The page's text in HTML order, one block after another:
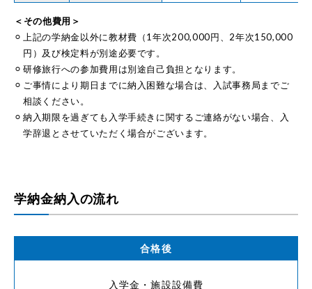
＜その他費用＞
上記の学納金以外に教材費（1年次200,000円、2年次150,000
円）及び検定料が別途必要です。
研修旅行への参加費用は別途自己負担となります。
ご事情により期日までに納入困難な場合は、入試事務局までご
相談ください。
納入期限を過ぎても入学手続きに関するご連絡がない場合、入
学辞退とさせていただく場合がございます。
学納金納入の流れ
合格後
入学金・施設設備費